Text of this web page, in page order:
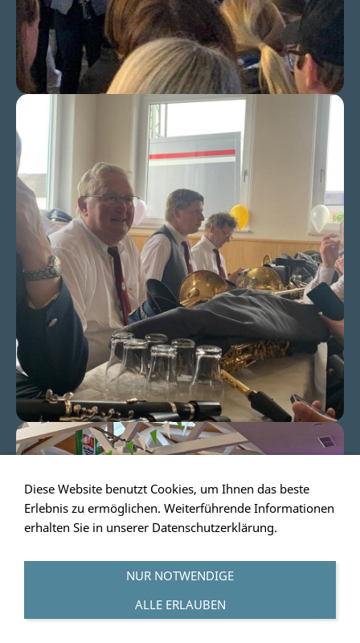
Diese Website benutzt Cookies, um Ihnen das beste
Erlebnis zu ermöglichen. Weiterführende Informationen
erhalten Sie in unserer Datenschutzerklärung.
NUR NOTWENDIGE
ALLE ERLAUBEN